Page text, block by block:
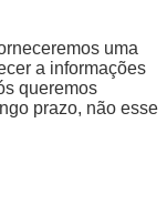
uma
a informações
queremos
prazo, não esse